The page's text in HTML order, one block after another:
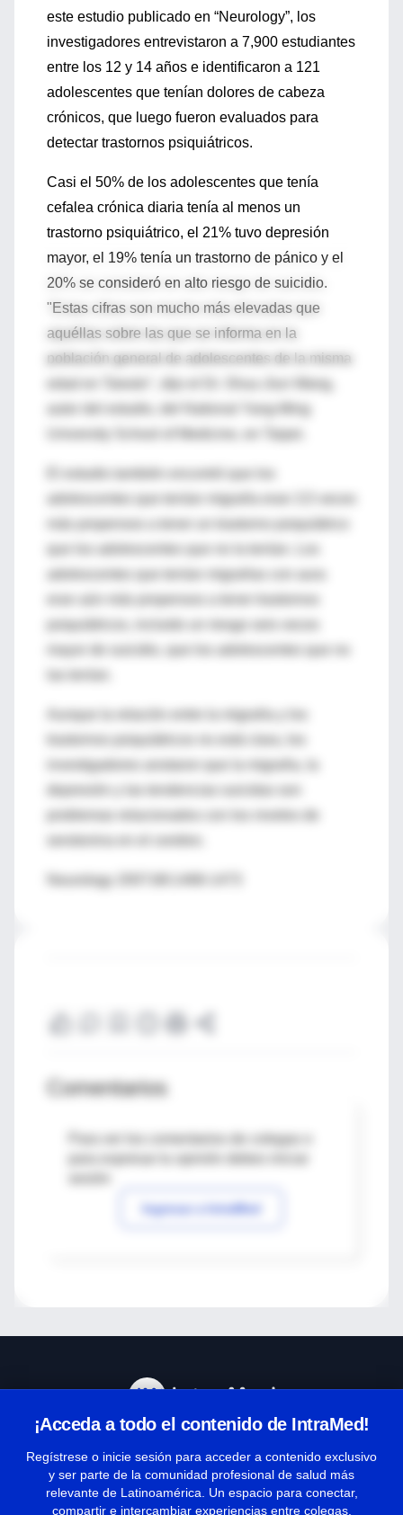
este estudio publicado en “Neurology”, los
investigadores entrevistaron a 7,900 estudiantes
entre los 12 y 14 años e identificaron a 121
adolescentes que tenían dolores de cabeza
crónicos, que luego fueron evaluados para
detectar trastornos psiquiátricos.
Casi el 50% de los adolescentes que tenía
cefalea crónica diaria tenía al menos un
trastorno psiquiátrico, el 21% tuvo depresión
mayor, el 19% tenía un trastorno de pánico y el
20% se consideró en alto riesgo de suicidio.
"Estas cifras son mucho más elevadas que
aquéllas sobre las que se informa en la
población general de adolescentes de la misma
University School of Medicine, en Taipei.
adolescentes que tenían migraña eran 3,5 veces
más propensos a tener un trastorno psiquiátrico
adolescentes que tenían migrañas con aura
psiquiátricos, incluido un riesgo seis veces
mayor de suicidio, que los adolescentes que no
Aunque la relación entre la migraña y los
trastornos psiquiátricos no está clara, los
investigadores anotaron que la migraña, la
Neurology 2007;68:1468-1473
Comentarios
Para ver los comentarios de colegas o
Ingresar a IntraMed
¡Acceda a todo el contenido de IntraMed!
Regístrese o inicie sesión para acceder a contenido exclusivo
y ser parte de la comunidad profesional de salud más
relevante de Latinoamérica. Un espacio para conectar,
compartir e intercambiar experiencias entre colegas.
Términos y condiciones